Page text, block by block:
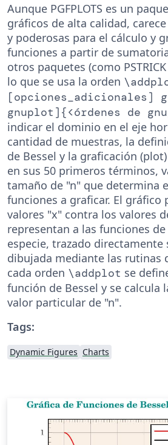
Aunque PGFPLOTS es un
gráficos de alta calidad,
y poderosas para el cálculo y
funciones a partir de
otros paquetes (como
lo que se usa la orden
[opciones_adicionales]
gnuplot]{<órdenes de
indicar el dominio en el eje
cantidad de muestras, la
de Bessel y la graficación
en sus 50 primeros términos,
tamaño de "n" que determina
funciones a graficar. El gráfico
valores "x" contra los valores
representan a las funciones
especie, trazado directamente
dibujada mediante las rutinas
cada orden \addplot se
función de Bessel y se calcula
valor particular de "n".
Tags:
Dynamic Figures Charts